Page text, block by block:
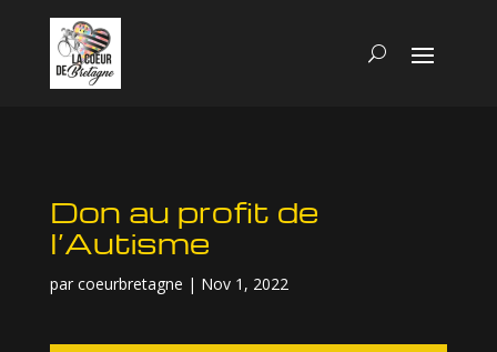
Don au profit de
l’Autisme
par coeurbretagne | Nov 1, 2022